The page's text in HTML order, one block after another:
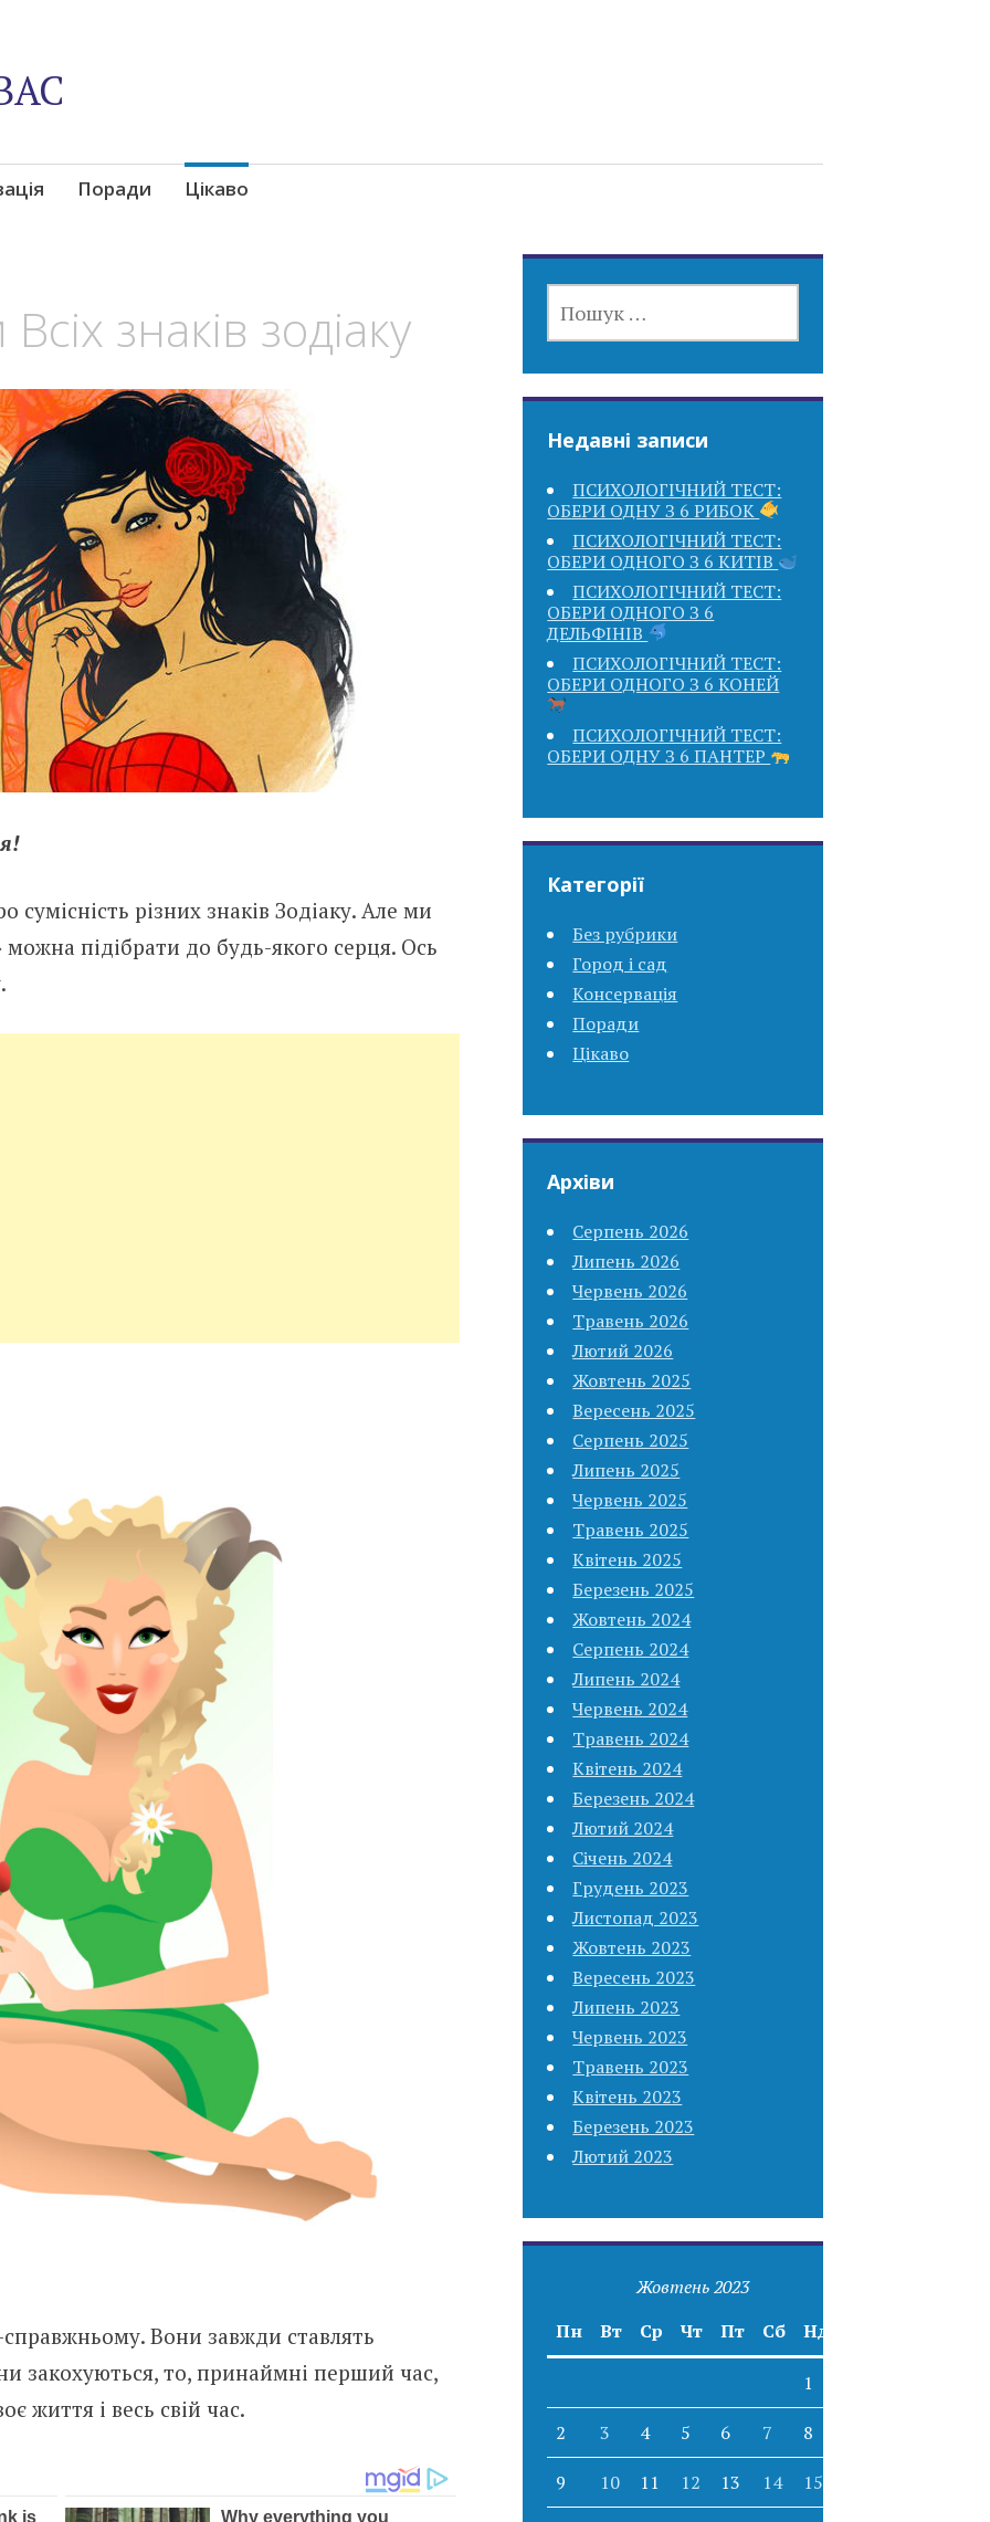
Поради Цікаво
знаків зодіаку
різних знаків Зодіаку. Але ми
підібрати до будь-якого серця. Ось
Вони завжди ставлять
закохуються, то, принаймні перший час,
життя і весь свій час.
Недавні записи
ПСИХОЛОГІЧНИЙ ТЕСТ:
ОБЕРИ ОДНУ З 6 РИБОК
ПСИХОЛОГІЧНИЙ ТЕСТ:
ОБЕРИ ОДНОГО З 6 КИТІВ
ПСИХОЛОГІЧНИЙ ТЕСТ:
ОБЕРИ ОДНОГО З 6
ДЕЛЬФІНІВ
ПСИХОЛОГІЧНИЙ ТЕСТ:
ОБЕРИ ОДНОГО З 6 КОНЕЙ
ПСИХОЛОГІЧНИЙ ТЕСТ:
ОБЕРИ ОДНУ З 6 ПАНТЕР
Категорії
Без рубрики
Город і сад
Консервація
Поради
Цікаво
Архіви
Серпень 2026
Липень 2026
Червень 2026
Травень 2026
Лютий 2026
Жовтень 2025
Вересень 2025
Серпень 2025
Липень 2025
Червень 2025
Травень 2025
Квітень 2025
Березень 2025
Жовтень 2024
Серпень 2024
Липень 2024
Червень 2024
Травень 2024
Квітень 2024
Березень 2024
Лютий 2024
Січень 2024
Грудень 2023
Листопад 2023
Жовтень 2023
Вересень 2023
Липень 2023
Червень 2023
Травень 2023
Квітень 2023
Березень 2023
Лютий 2023
Жовтень 2023
Пн
Вт Ср Чт Пт Сб Нд
1
2 3 4 5 6 7 8
9 10 11 12 13 14 15